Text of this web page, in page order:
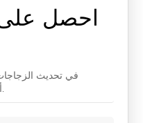
احصل
أسبوع، وراقب موقعنا على الإنترنت.